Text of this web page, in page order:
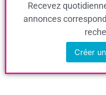
Recevez
annonces
Créer